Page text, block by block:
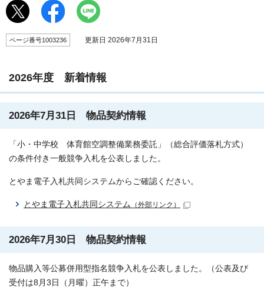
ページ番号1003236 更新日 2026年7月31日
2026年度 新着情報
2026年7月31日 物品契約情報
「小・中学校 体育館空調整備業務委託」（総合評価落札方式）
の条件付き一般競争入札を公表しました。
とやま電子入札共同システムからご確認ください。
とやま電子入札共同システム （外部リンク）
2026年7月30日 物品契約情報
物品購入等公募併用型指名競争入札を公表しました。（公表及び
受付は8月3日（月曜）正午まで）